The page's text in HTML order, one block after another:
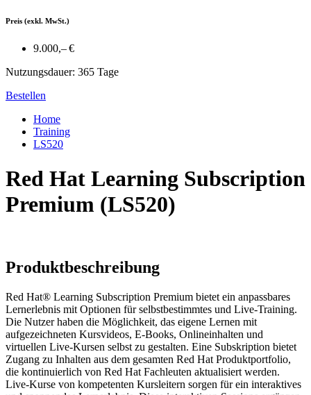
Preis (exkl. MwSt.)
9.000,– €
Nutzungsdauer: 365 Tage
Bestellen
Home
Training
LS520
Red Hat Learning Subscription
Premium (LS520)
Produktbeschreibung
Red Hat® Learning Subscription Premium bietet ein anpassbares
Lernerlebnis mit Optionen für selbstbestimmtes und Live-Training.
Die Nutzer haben die Möglichkeit, das eigene Lernen mit
aufgezeichneten Kursvideos, E-Books, Onlineinhalten und
virtuellen Live-Kursen selbst zu gestalten. Eine Subskription bietet
Zugang zu Inhalten aus dem gesamten Red Hat Produktportfolio,
die kontinuierlich von Red Hat Fachleuten aktualisiert werden.
Live-Kurse von kompetenten Kursleitern sorgen für ein interaktives